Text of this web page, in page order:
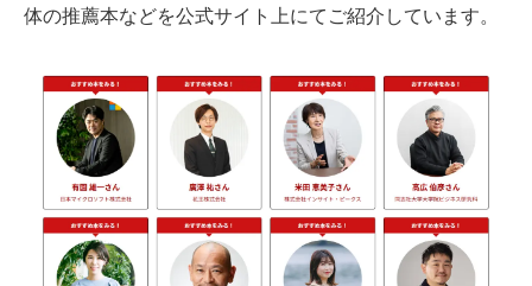
体の推薦本などを公式サイト上にてご紹介しています。